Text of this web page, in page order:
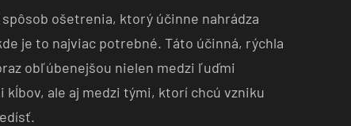
ošetrenia, ktorý účinne nahrádza
je to najviac potrebné. Táto účinná, rýchla
obľúbenejšou nielen medzi ľuďmi
ale aj medzi tými, ktorí chcú vzniku